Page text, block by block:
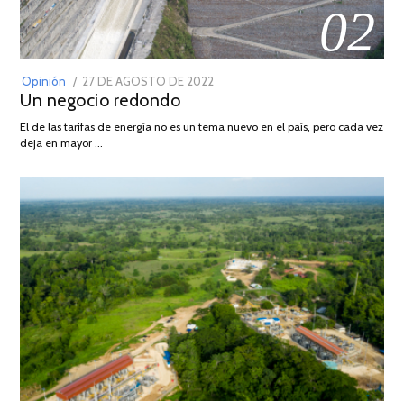
02
Opinión
POSTED
ON
27 DE AGOSTO DE 2022
DE
Un negocio redondo
El de las tarifas de energía no es un tema nuevo en el país, pero cada vez
deja en mayor …